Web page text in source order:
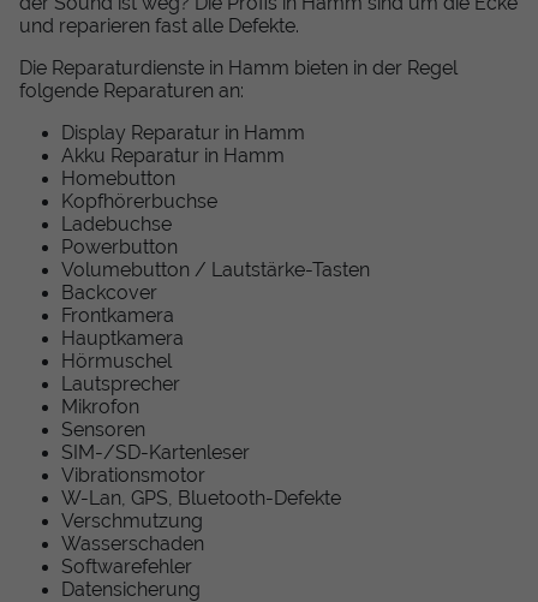
und reparieren fast alle Defekte.
Die Reparaturdienste in Hamm bieten in der Regel
folgende Reparaturen an:
Display Reparatur in Hamm
Akku Reparatur in Hamm
Homebutton
Kopfhörerbuchse
Ladebuchse
Powerbutton
Volumebutton / Lautstärke-Tasten
Backcover
Frontkamera
Hauptkamera
Hörmuschel
Lautsprecher
Mikrofon
Sensoren
SIM-/SD-Kartenleser
Vibrationsmotor
W-Lan, GPS, Bluetooth-Defekte
Verschmutzung
Wasserschaden
Softwarefehler
Datensicherung